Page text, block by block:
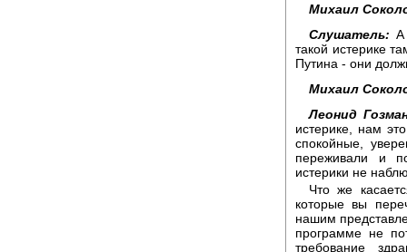
Михаил
Слушатель: А
такой истерике
Путина - они
Михаил
Леонид
истерике, нам
спокойные,
переживали и
истерики не
Что же
которые вы
нашим
программе не
требование